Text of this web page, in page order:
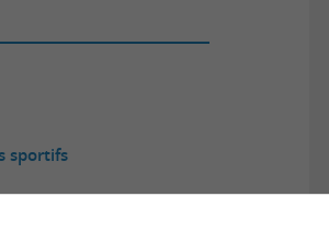
sportifs